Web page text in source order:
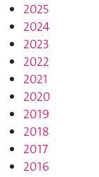
2025
2024
2023
2022
2021
2020
2019
2018
2017
2016